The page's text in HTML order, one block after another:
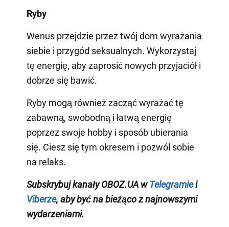
Ryby
Wenus przejdzie przez twój dom wyrażania
siebie i przygód seksualnych. Wykorzystaj
tę energię, aby zaprosić nowych przyjaciół i
dobrze się bawić.
Ryby mogą również zacząć wyrażać tę
zabawną, swobodną i łatwą energię
poprzez swoje hobby i sposób ubierania
się. Ciesz się tym okresem i pozwól sobie
na relaks.
Subskrybuj kanały OBOZ.UA wTelegramiei
Viberze, aby być na bieżąco znajnowszymi
wydarzeniami.